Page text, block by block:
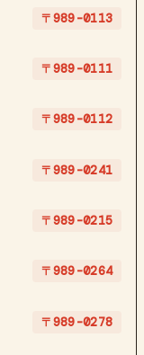
〒989-0113
〒989-0111
〒989-0112
〒989-0241
〒989-0215
〒989-0264
〒989-0278